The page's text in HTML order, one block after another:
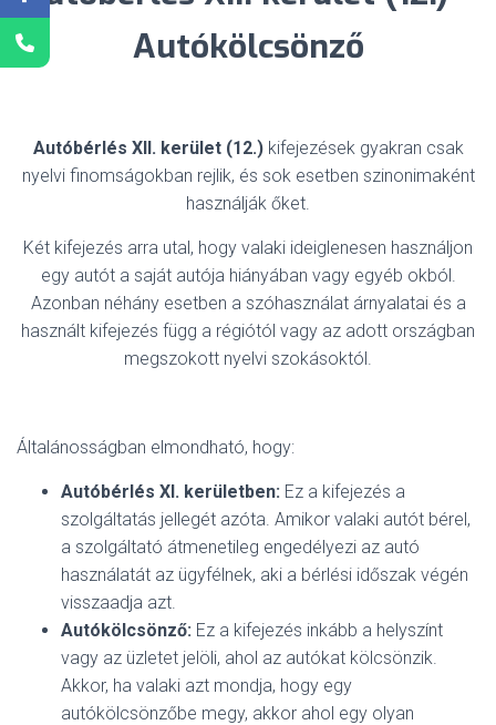
Autókölcsönző
Autóbérlés XII. kerület (12.)kifejezések gyakran csak
nyelvi finomságokban rejlik, és sok esetben szinonimaként
használják őket.
Két kifejezés arra utal, hogy valaki ideiglenesen használjon
egy autót a saját autója hiányában vagy egyéb okból.
Azonban néhány esetben a szóhasználat árnyalatai és a
használt kifejezés függ a régiótól vagy az adott országban
megszokott nyelvi szokásoktól.
Általánosságban elmondható, hogy:
Autóbérlés XI. kerületben: Ez a kifejezés a
szolgáltatás jellegét azóta. Amikor valaki autót bérel,
a szolgáltató átmenetileg engedélyezi az autó
használatát az ügyfélnek, aki a bérlési időszak végén
visszaadja azt.
Autókölcsönző: Ez a kifejezés inkább a helyszínt
vagy az üzletet jelöli, ahol az autókat kölcsönzik.
Akkor, ha valaki azt mondja, hogy egy
autókölcsönzőbe megy, akkor ahol egy olyan